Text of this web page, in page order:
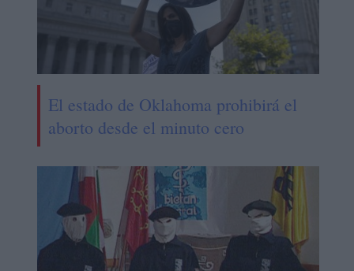
El estado de Oklahoma prohibirá el
aborto desde el minuto cero